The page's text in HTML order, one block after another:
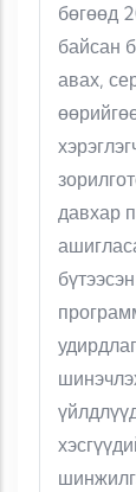
бөгөөд
байсан
авах,
давхар